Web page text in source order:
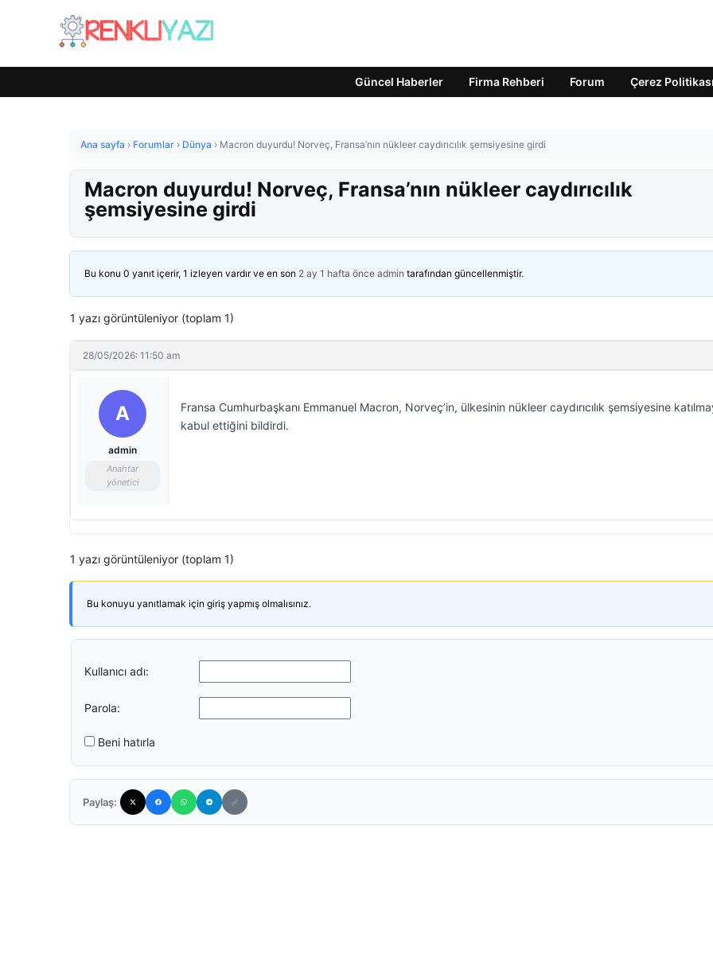
Güncel Haberler Firma Rehberi Forum Çerez Politikası
Ana sayfa › Forumlar › Dünya › Macron duyurdu! Norveç, Fransa’nın nükleer caydırıcılık şemsiyesine girdi
Macron duyurdu! Norveç, Fransa’nın nükleer caydırıcılık
şemsiyesine girdi
Bu konu 0 yanıt içerir, 1 izleyen vardır ve en son 2 ay 1 hafta önce admin tarafından güncellenmiştir.
1 yazı görüntüleniyor (toplam 1)
28/05/2026: 11:50 am
A
admin
Anahtar
yönetici
Fransa Cumhurbaşkanı Emmanuel Macron, Norveç’in, ülkesinin nükleer caydırıcılık şemsiyesine
kabul ettiğini bildirdi.
1 yazı görüntüleniyor (toplam 1)
Bu konuyu yanıtlamak için giriş yapmış olmalısınız.
Kullanıcı adı:
Parola:
Beni hatırla
Paylaş: